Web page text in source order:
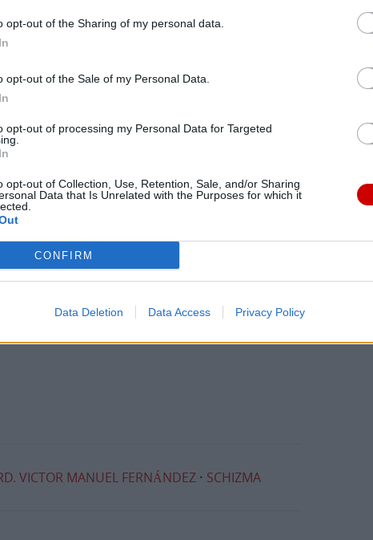
opt-out of the Sharing of my personal data.
opt-out of the Sale of my Personal Data.
opt-out of processing my Personal Data for Targeted
opt-out of Collection, Use, Retention, Sale, and/or Sharing
Data that Is Unrelated with the Purposes for which it
CONFIRM
Data Deletion Data Access Privacy Policy
tu dla Ciebie!
z życia Kościoła w Polsce i na świecie.
będzie coraz trudniejsze.
za pośrednictwem serwisu Patronite.
misję. Więcej informacji znajdziesztutaj.
VICTOR MANUEL FERNÁNDEZ SCHIZMA